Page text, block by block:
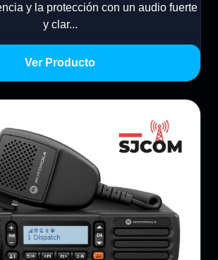
y la protección con un audio fuerte
y clar...
Ver Producto